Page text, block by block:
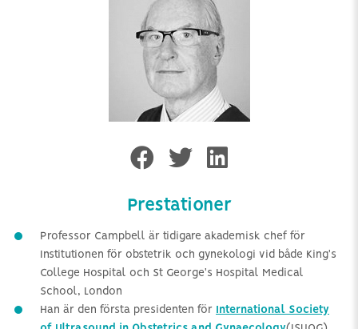
Prestationer
Professor Campbell är tidigare akademisk chef för
Institutionen för obstetrik och gynekologi vid både King's
College Hospital och St George's Hospital Medical
School, London
Han är den första presidenten för International Society